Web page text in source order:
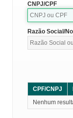
CNPJ/CPF
Razão Social/
CPF/CNPJ
Nenhum